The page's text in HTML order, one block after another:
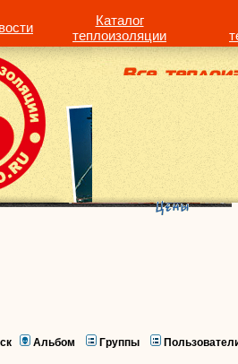
Каталог
теплоизоляции
Альбом Группы